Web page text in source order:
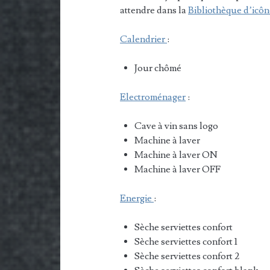
attendre dans laBibliothèque
Calendrier :
Jour chômé
Electroménager :
Cave à vin sans logo
Machine à laver
Machine à laver ON
Machine à laver OFF
Energie :
Sèche serviettes confort
Sèche serviettes confort 1
Sèche serviettes confort 2